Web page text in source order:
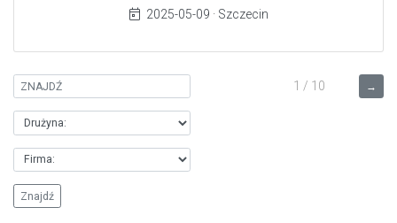
2025-05-09 · Szczecin
→
1 / 10